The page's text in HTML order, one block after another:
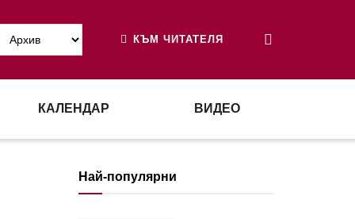
КЪМ ЧИТАТЕЛЯ
КАЛЕНДАР ВИДЕО
Най-популярни